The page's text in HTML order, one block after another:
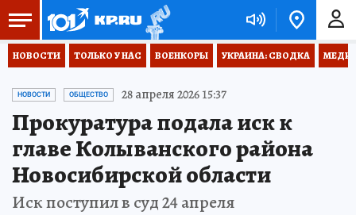
НОВОСТИ ТОЛЬКО У НАС ВОЕНКОРЫ УКРАИНА: СВОДКА
НОВОСТИ ОБЩЕСТВО 28 апреля 2026 15:37
Прокуратура подала иск к
главе Колыванского района
Новосибирской области
Иск поступил в суд 24 апреля